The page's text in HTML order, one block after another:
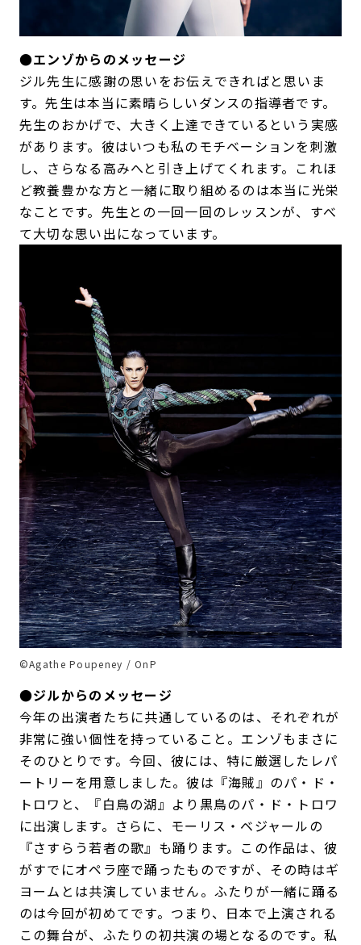
●エンゾからのメッセージ
ジル先生に感謝の思いをお伝えできればと思いま
す。先生は本当に素晴らしいダンスの指導者です。
先生のおかげで、大きく上達できているという実感
があります。彼はいつも私のモチベーションを刺激
し、さらなる高みへと引き上げてくれます。これほ
ど教養豊かな方と一緒に取り組めるのは本当に光栄
なことです。先生との一回一回のレッスンが、すべ
て大切な思い出になっています。
©Agathe Poupeney / OnP
●ジルからのメッセージ
今年の出演者たちに共通しているのは、それぞれが
非常に強い個性を持っていること。エンゾもまさに
そのひとりです。今回、彼には、特に厳選したレパ
ートリーを用意しました。彼は『海賊』のパ・ド・
トロワと、『白鳥の湖』より黒鳥のパ・ド・トロワ
に出演します。さらに、モーリス・ベジャールの
『さすらう若者の歌』も踊ります。この作品は、彼
がすでにオペラ座で踊ったものですが、その時はギ
ヨームとは共演していません。ふたりが一緒に踊る
のは今回が初めてです。つまり、日本で上演される
この舞台が、ふたりの初共演の場となるのです。私